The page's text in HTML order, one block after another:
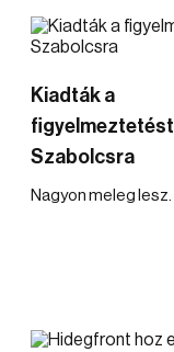
Kiadták a
figyelmeztetést
Szabolcsra
Nagyon meleg lesz.